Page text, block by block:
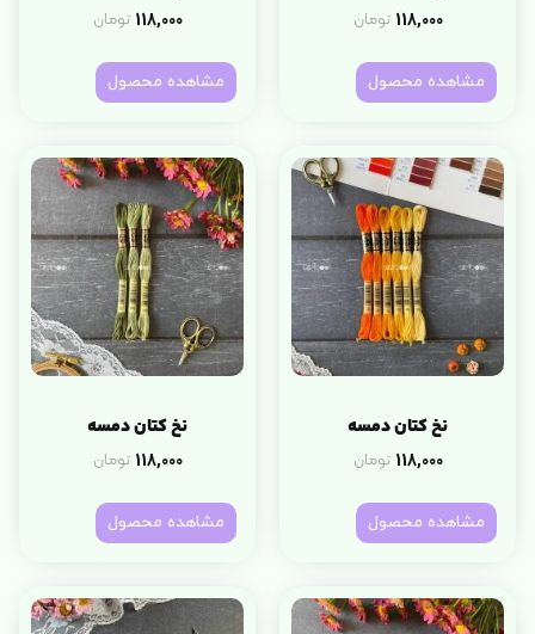
118,000 تومان
مشاهده محصول
118,000 تومان
مشاهده محصول
نخ کتان دمسه
118,000 تومان
مشاهده محصول
نخ کتان دمسه
118,000 تومان
مشاهده محصول